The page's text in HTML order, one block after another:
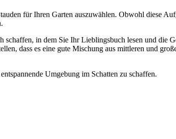
für Ihren Garten auszuwählen. Obwohl diese
schaffen, in dem Sie Ihr Lieblingsbuch lesen und die
dass es eine gute Mischung aus mittleren und
Umgebung im Schatten zu schaffen.